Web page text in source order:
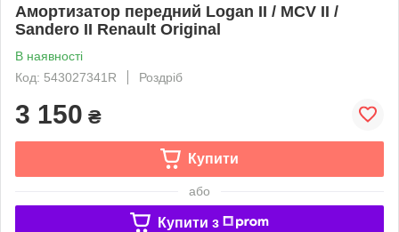
Амортизатор передний Logan II / MCV II /
Sandero II Renault Original
В наявності
Код: 543027341R
Роздріб
3 150 ₴
Купити
або
Купити з